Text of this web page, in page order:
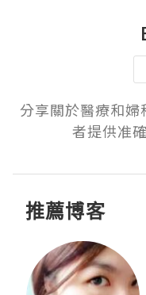
分享關於醫療和
推薦博客